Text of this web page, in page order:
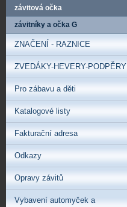
závitová očka
závitníky a očka G
ZNAČENÍ - RAZNICE
ZVEDÁKY-HEVERY-PODPĚRY
Pro zábavu a děti
Katalogové listy
Fakturační adresa
Odkazy
Opravy závitů
Vybavení automyček a